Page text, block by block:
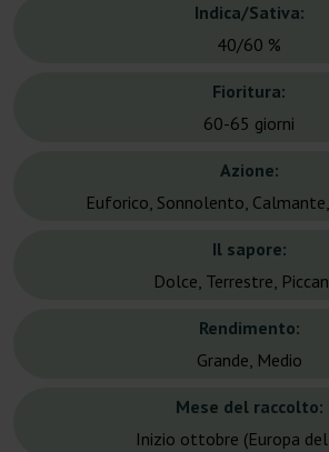
Indica/Sativa:
40/60 %
Fioritura:
60-65 giorni
Azione:
Euforico, Sonnolento,
Il sapore:
Dolce, Terrestre,
Rendimento:
Grande, Medio
Mese del raccolto:
Inizio ottobre (Europa del